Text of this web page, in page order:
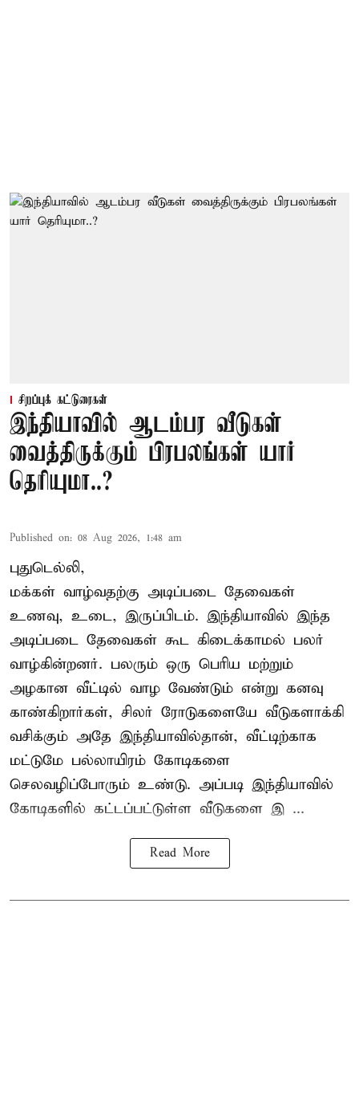
சிறப்புக் கட்டுரைகள்
இந்தியாவில் ஆடம்பர வீடுகள்
வைத்திருக்கும் பிரபலங்கள் யார்
தெரியுமா..?
Published on: 08 Aug 2026, 1:48 am
புதுடெல்லி,
மக்கள் வாழ்வதற்கு அடிப்படை தேவைகள்
உணவு, உடை, இருப்பிடம். இந்தியாவில் இந்த
அடிப்படை தேவைகள் கூட கிடைக்காமல் பலர்
வாழ்கின்றனர். பலரும் ஒரு பெரிய மற்றும்
அழகான வீட்டில் வாழ வேண்டும் என்று கனவு
காண்கிறார்கள், சிலர் ரோடுகளையே வீடுகளாக்கி
வசிக்கும் அதே இந்தியாவில்தான், வீட்டிற்காக
மட்டுமே பல்லாயிரம் கோடிகளை
செலவழிப்போரும் உண்டு. அப்படி இந்தியாவில்
கோடிகளில் கட்டப்பட்டுள்ள வீடுகளை இ ...
Read More